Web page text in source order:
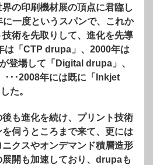
の印刷機材展の頂点に君臨し
一度というスパンで、これか
術を先取りして、進化を先導
は「CTP drupa」、2000年は
登場して「Digital drupa」、
･･2008年には既に「Inkjet
た。
も進化を続け、プリント技術
伺うところまで来て、更には
クスやオンデマンド積層造形
開も加速しており、drupaも